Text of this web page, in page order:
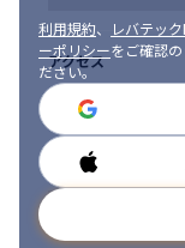
利用規約、 レバテッ
ーポリシーをご確認
ださい。
アクセス
勤務時間